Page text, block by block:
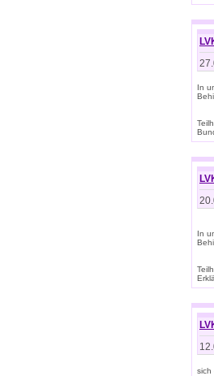
In
In
sich